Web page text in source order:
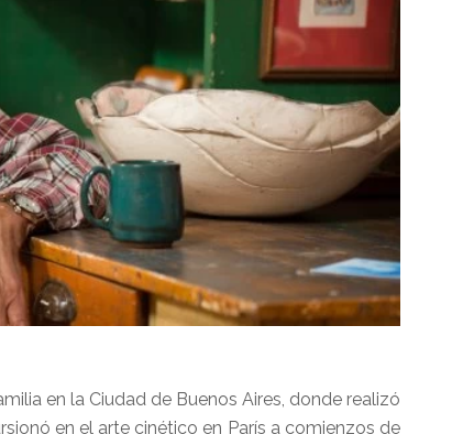
en la Ciudad de Buenos Aires, donde realizó
en el arte cinético en París a comienzos de